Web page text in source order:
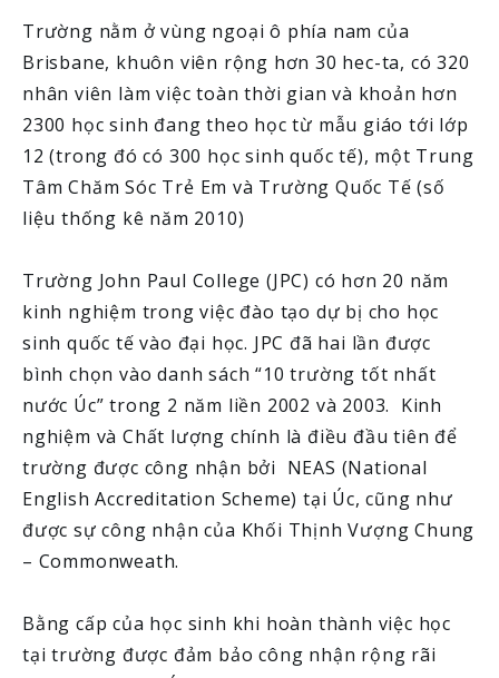
Trường nằm ở vùng ngoại ô phía nam của
Brisbane, khuôn viên rộng hơn 30 hec-ta, có 320
nhân viên làm việc toàn thời gian và khoản hơn
2300 học sinh đang theo học từ mẫu giáo tới lớp
12 (trong đó có 300 học sinh quốc tế), một Trung
Tâm Chăm Sóc Trẻ Em và Trường Quốc Tế (số
liệu thống kê năm 2010)
Trường John Paul College (JPC) có hơn 20 năm
kinh nghiệm trong việc đào tạo dự bị cho học
sinh quốc tế vào đại học. JPC đã hai lần được
bình chọn vào danh sách “10 trường tốt nhất
nước Úc” trong 2 năm liền 2002 và 2003. Kinh
nghiệm và Chất lượng chính là điều đầu tiên để
trường được công nhận bởi NEAS (National
English Accreditation Scheme) tại Úc, cũng như
được sự công nhận của Khối Thịnh Vượng Chung
– Commonweath.
Bằng cấp của học sinh khi hoàn thành việc học
tại trường được đảm bảo công nhận rộng rãi